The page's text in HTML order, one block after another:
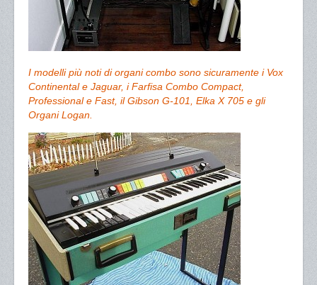
I modelli più noti di organi combo sono sicuramente i Vox
Continental e Jaguar, i Farfisa Combo Compact,
Professional e Fast, il Gibson G-101, Elka X 705 e gli
Organi Logan.